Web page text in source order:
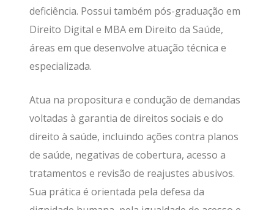
deficiência. Possui também pós-graduação em
Direito Digital e MBA em Direito da Saúde,
áreas em que desenvolve atuação técnica e
especializada.
Atua na propositura e condução de demandas
voltadas à garantia de direitos sociais e do
direito à saúde, incluindo ações contra planos
de saúde, negativas de cobertura, acesso a
tratamentos e revisão de reajustes abusivos.
Sua prática é orientada pela defesa da